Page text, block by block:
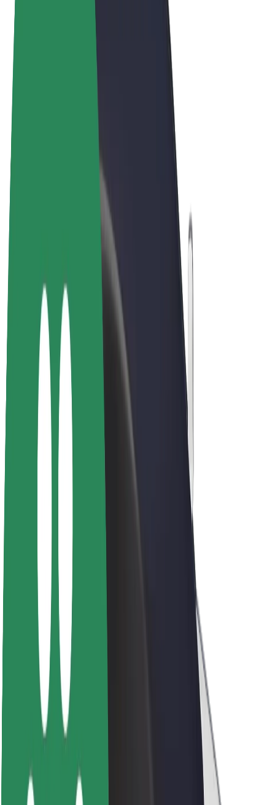
Bolt for Business
Bolt Plus
Ganhe com a Bolt
Motoristas
Ganhos de motorista
Estafetas
Ganhos de estafeta
Comerciantes Bolt Food
Frotas
Projeto Zero
Blog
Sala de imprensa
Diretrizes da marca
Missão
Relações com investidores
Liderança
Marca
Fundo Urbano